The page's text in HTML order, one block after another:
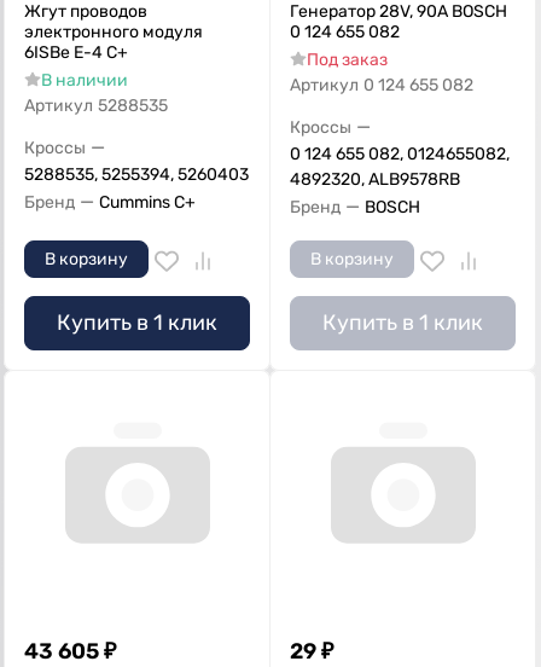
Жгут проводов
электронного модуля
6ISBe Е-4 С+
В наличии
Артикул 5288535
Кроссы —
5288535, 5255394, 5260403
Бренд — Cummins C+
В корзину
Купить в 1 клик
Генератор 28V, 90А BOSCH
0 124 655 082
Под заказ
Артикул 0 124 655 082
Кроссы —
0 124 655 082, 0124655082,
4892320, ALB9578RB
Бренд — BOSCH
В корзину
Купить в 1 клик
43 605₽ 29₽